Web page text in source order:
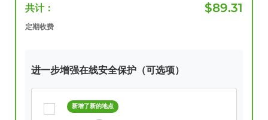
共计： $89.31
定期收费
进一步增强在线安全保护（可选项）
新增了新的地点